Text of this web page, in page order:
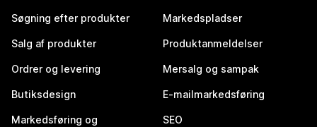
Søgning efter produkter
Salg af produkter
Ordrer og levering
Butiksdesign
Markedsføring og
Markedspladser
Produktanmeldelser
Mersalg og sampak
E-mailmarkedsføring
SEO